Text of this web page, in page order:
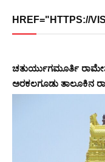
HREF="HTTPS://
ಚತುರ್ಯುಗಮೂರ್ತಿ
ಅರಕಲಗೂಡು ತಾಲೂಕಿನ